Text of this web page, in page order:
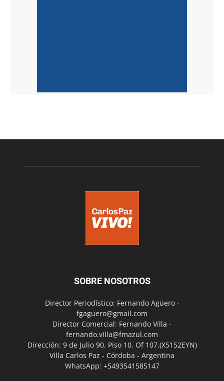
SOBRE NOSOTROS
Director Periodístico: Fernando Agüero -
fgaguero@gmail.com
Director Comercial: Fernando Villa -
fernando.villa@fmazul.com
Dirección: 9 de Julio 90. Piso 10. Of 107.(X5152EYN)
Villa Carlos Paz - Córdoba - Argentina
WhatsApp: +5493541585147